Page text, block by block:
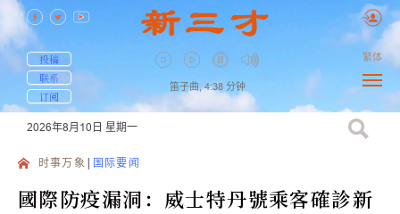
投稿
联系
订阅
笛子曲, 4:38 分钟
繁体
2026年8月10日 星期一
时事万象 国际要闻
國際防疫漏洞：威士特丹號乘客確診新